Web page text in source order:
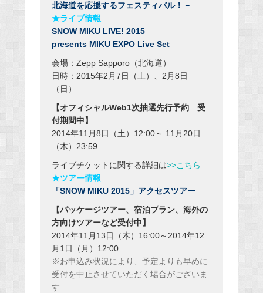
北海道を応援するフェスティバル！－
★ライブ情報
SNOW MIKU LIVE! 2015
presents MIKU EXPO Live Set
会場：Zepp Sapporo（北海道）
日時：2015年2月7日（土）、2月8日
（日）
【オフィシャルWeb1次抽選先行予約 受
付期間中】
2014年11月8日（土）12:00～ 11月20日
（木）23:59
ライブチケットに関する詳細は>>こちら
★ツアー情報
「SNOW MIKU 2015」アクセスツアー
【パッケージツアー、宿泊プラン、海外の
方向けツアーなど受付中】
2014年11月13日（木）16:00～2014年12
月1日（月）12:00
※お申込み状況により、予定よりも早めに
受付を中止させていただく場合がございま
す